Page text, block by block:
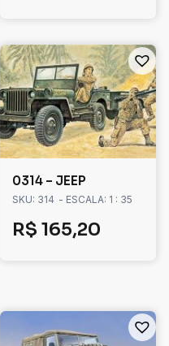
0314 – JEEP
SKU: 314 - ESCALA: 1 : 35
R$ 165,20